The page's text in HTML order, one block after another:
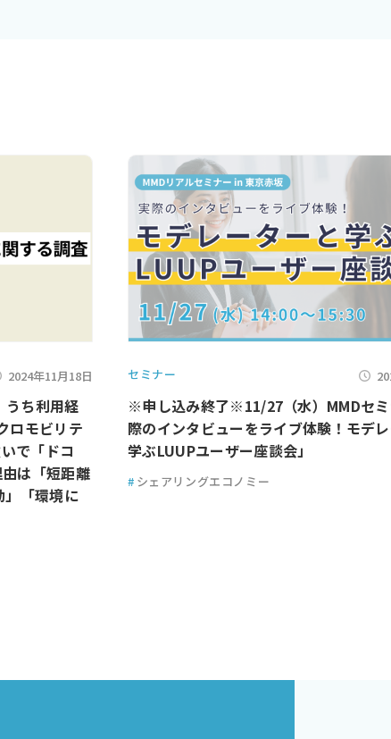
2024年11月18日
うち利用経
ロモビリテ
で「ドコ
は「短距離
」「環境に
セミナー
※申し込み終了※11/27（水）MMDセ
際のインタビューをライブ体験！モデ
学ぶLUUPユーザー座談会」
# シェアリングエコノミー